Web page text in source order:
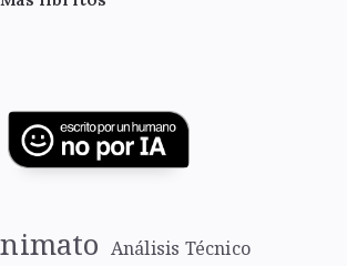
Análisis Técnico